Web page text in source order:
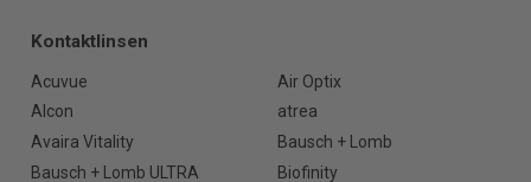
Kontaktlinsen
Acuvue
Air Optix
Alcon
atrea
Avaira Vitality
Bausch + Lomb
Bausch + Lomb ULTRA
Biofinity